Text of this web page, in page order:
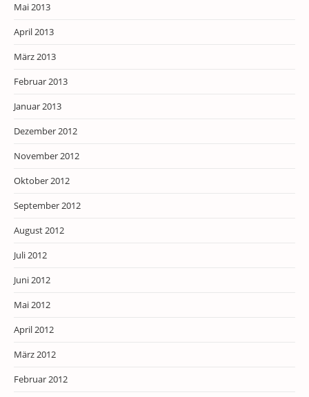
Mai 2013
April 2013
März 2013
Februar 2013
Januar 2013
Dezember 2012
November 2012
Oktober 2012
September 2012
August 2012
Juli 2012
Juni 2012
Mai 2012
April 2012
März 2012
Februar 2012